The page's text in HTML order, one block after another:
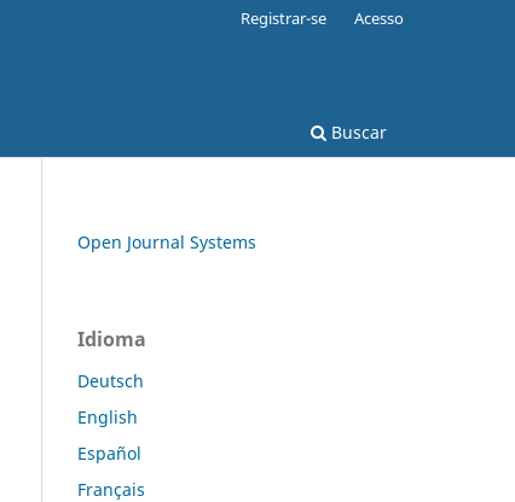
Buscar
Registrar-se Acesso
Open Journal Systems
Idioma
Deutsch
English
Español
Français